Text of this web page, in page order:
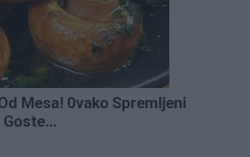
Mesa! 0vako Spremljeni
Goste…